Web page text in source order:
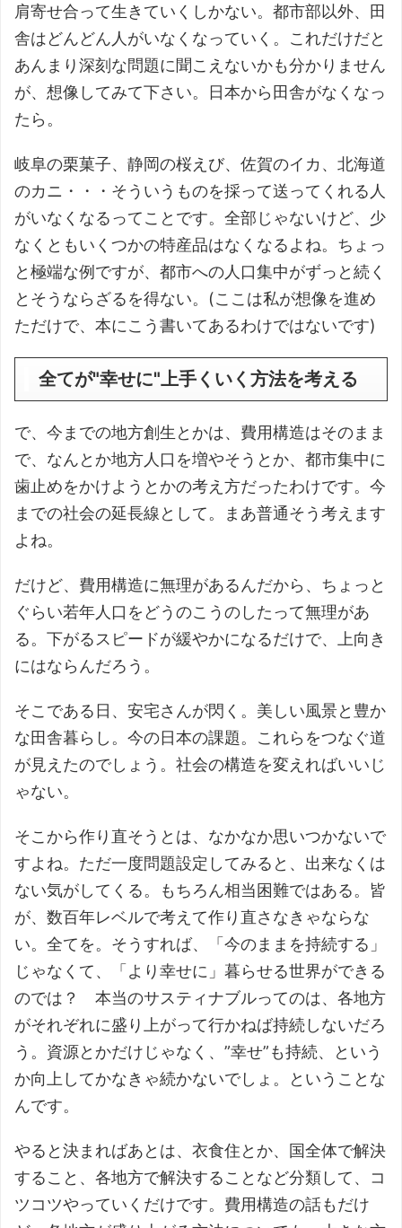
肩寄せ合って生きていくしかない。都市部以外、田
舎はどんどん人がいなくなっていく。これだけだと
あんまり深刻な問題に聞こえないかも分かりません
が、想像してみて下さい。日本から田舎がなくなっ
たら。
岐阜の栗菓子、静岡の桜えび、佐賀のイカ、北海道
のカニ・・・そういうものを採って送ってくれる人
がいなくなるってことです。全部じゃないけど、少
なくともいくつかの特産品はなくなるよね。ちょっ
と極端な例ですが、都市への人口集中がずっと続く
とそうならざるを得ない。(ここは私が想像を進め
ただけで、本にこう書いてあるわけではないです)
全てが"幸せに"上手くいく方法を考える
で、今までの地方創生とかは、費用構造はそのまま
で、なんとか地方人口を増やそうとか、都市集中に
歯止めをかけようとかの考え方だったわけです。今
までの社会の延長線として。まあ普通そう考えます
よね。
だけど、費用構造に無理があるんだから、ちょっと
ぐらい若年人口をどうのこうのしたって無理があ
る。下がるスピードが緩やかになるだけで、上向き
にはならんだろう。
そこである日、安宅さんが閃く。美しい風景と豊か
な田舎暮らし。今の日本の課題。これらをつなぐ道
が見えたのでしょう。社会の構造を変えればいいじ
ゃない。
そこから作り直そうとは、なかなか思いつかないで
すよね。ただ一度問題設定してみると、出来なくは
ない気がしてくる。もちろん相当困難ではある。皆
が、数百年レベルで考えて作り直さなきゃならな
い。全てを。そうすれば、「今のままを持続する」
じゃなくて、「より幸せに」暮らせる世界ができる
のでは？ 本当のサスティナブルってのは、各地方
がそれぞれに盛り上がって行かねば持続しないだろ
う。資源とかだけじゃなく、”幸せ”も持続、という
か向上してかなきゃ続かないでしょ。ということな
んです。
やると決まればあとは、衣食住とか、国全体で解決
すること、各地方で解決することなど分類して、コ
ツコツやっていくだけです。費用構造の話もだけ